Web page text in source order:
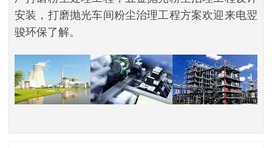
安装，打磨抛光车间粉尘治理工程方案欢迎来电翌
骏环保了解。